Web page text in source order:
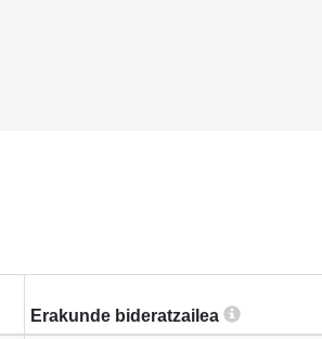
Erakunde bideratzailea